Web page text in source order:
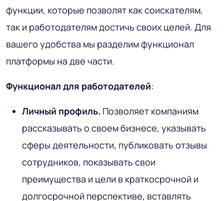
функции, которые позволят как соискателям,
так и работодателям достичь своих целей. Для
вашего удобства мы разделим функционал
платформы на две части.
Функционал для работодателей:
Личный профиль. Позволяет компаниям
рассказывать о своем бизнесе, указывать
сферы деятельности, публиковать отзывы
сотрудников, показывать свои
преимущества и цели в краткосрочной и
долгосрочной перспективе, вставлять